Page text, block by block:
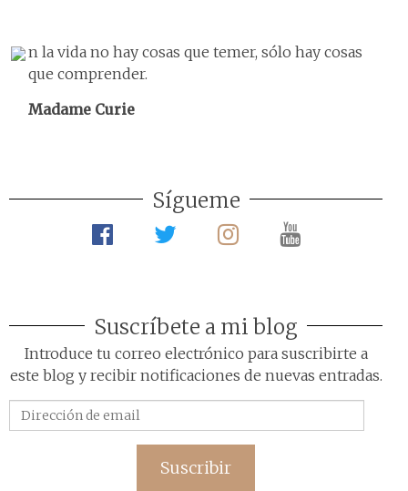
n la vida no hay cosas que temer, sólo hay cosas
que comprender.
Madame Curie
Sígueme
Suscríbete a mi blog
Introduce tu correo electrónico para suscribirte a
este blog y recibir notificaciones de nuevas entradas.
de
Suscribir